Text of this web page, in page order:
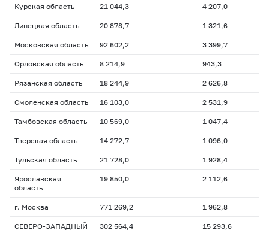
Курская область 21 044,3 4 207,0
Липецкая область 20 878,7 1 321,6
Московская область 92 602,2 3 399,7
Орловская область 8 214,9 943,3
Рязанская область 18 244,9 2 626,8
Смоленская область 16 103,0 2 531,9
Тамбовская область 10 569,0 1 047,4
Тверская область 14 272,7 1 096,0
Тульская область 21 728,0 1 928,4
Ярославская
область
19 850,0 2 112,6
г. Москва 771 269,2 1 962,8
СЕВЕРО-ЗАПАДНЫЙ
302 564,4 15 293,6